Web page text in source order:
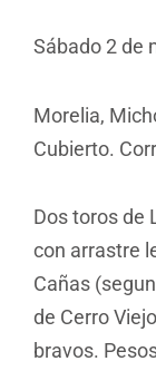
Sábado 2 de
Morelia,
Cubierto.
Dos toros de
con arrastre
Cañas
de Cerro
bravos.